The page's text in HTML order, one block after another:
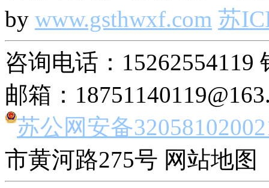
by www.gsthwxf.com 苏
咨询电话：15262554119
邮箱：
苏公网安备
市黄河路275号 网站地图